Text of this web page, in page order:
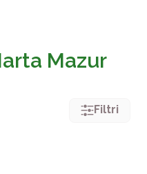
Mazur
Filtri